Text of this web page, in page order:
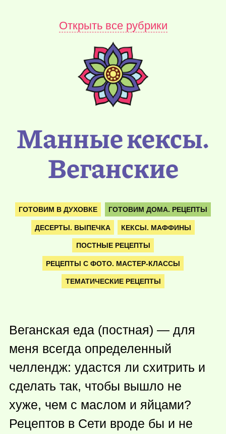
Открыть все рубрики
Манные кексы.
Веганские
ГОТОВИМ В ДУХОВКЕ ГОТОВИМ ДОМА. РЕЦЕПТЫ
ДЕСЕРТЫ. ВЫПЕЧКА КЕКСЫ. МАФФИНЫ
ПОСТНЫЕ РЕЦЕПТЫ
РЕЦЕПТЫ С ФОТО. МАСТЕР-КЛАССЫ
ТЕМАТИЧЕСКИЕ РЕЦЕПТЫ
Веганская еда (постная) — для
меня всегда определенный
челлендж: удастся ли схитрить и
сделать так, чтобы вышло не
хуже, чем с маслом и яйцами?
Рецептов в Сети вроде бы и не